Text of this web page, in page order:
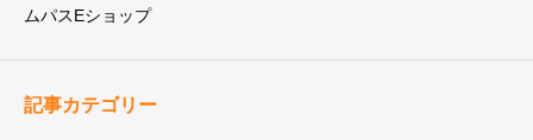
ムパスEショップ
記事カテゴリー